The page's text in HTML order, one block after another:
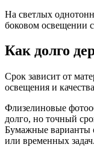
На светлых
боковом освещении
Как долго
Срок зависит от
освещения и
Флизелиновые
долго, но точный
Бумажные варианты
или временных задач.